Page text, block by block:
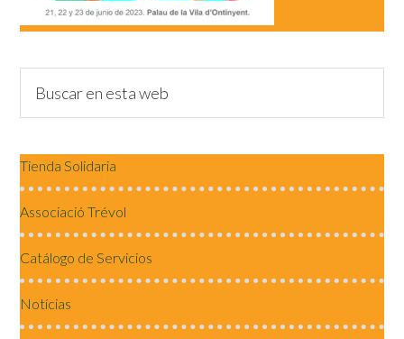
Tienda Solidaria
Associació Trévol
Catálogo de Servicios
Notícias